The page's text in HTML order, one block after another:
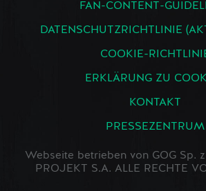
FAN-CONTENT-
DATENSCHUTZRICHTLINIE
COOKIE-
ERKLÄRUNG ZU
KONTAKT
PRESSEZENTRUM
Webseite betrieben von GOG Sp.
PROJEKT S.A. ALLE RECHTE